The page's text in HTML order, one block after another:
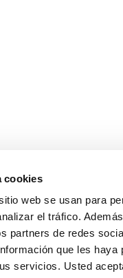
cookies
web se usan para
el tráfico.
partners de redes
que les
servicios. Usted